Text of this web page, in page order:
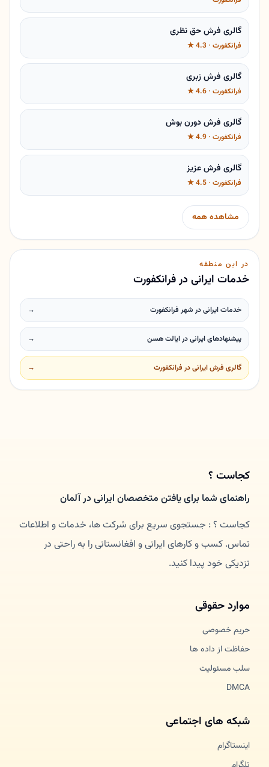
گالری فرش حق نظری
فرانکفورت · 4.3 ★
گالری فرش زبری
فرانکفورت · 4.6 ★
گالری فرش دورن بوش
فرانکفورت · 4.9 ★
گالری فرش عزیز
فرانکفورت · 4.5 ★
مشاهده همه
در این منطقه
خدمات ایرانی در فرانکفورت
خدمات ایرانی در شهر فرانکفورت →
پیشنهادهای ایرانی در ایالت هسن →
گالری فرش ایرانی در فرانکفورت →
کجاست ؟
راهنمای شما برای یافتن متخصصان ایرانی در آلمان
کجاست ؟ : جستجوی سریع برای شرکت ها، خدمات و اطلاعات
تماس. کسب و کارهای ایرانی و افغانستانی را به راحتی در
نزدیکی خود پیدا کنید.
موارد حقوقی
حریم خصوصی
حفاظت از داده ها
سلب مسئولیت
DMCA
شبکه های اجتماعی
اینستاگرام